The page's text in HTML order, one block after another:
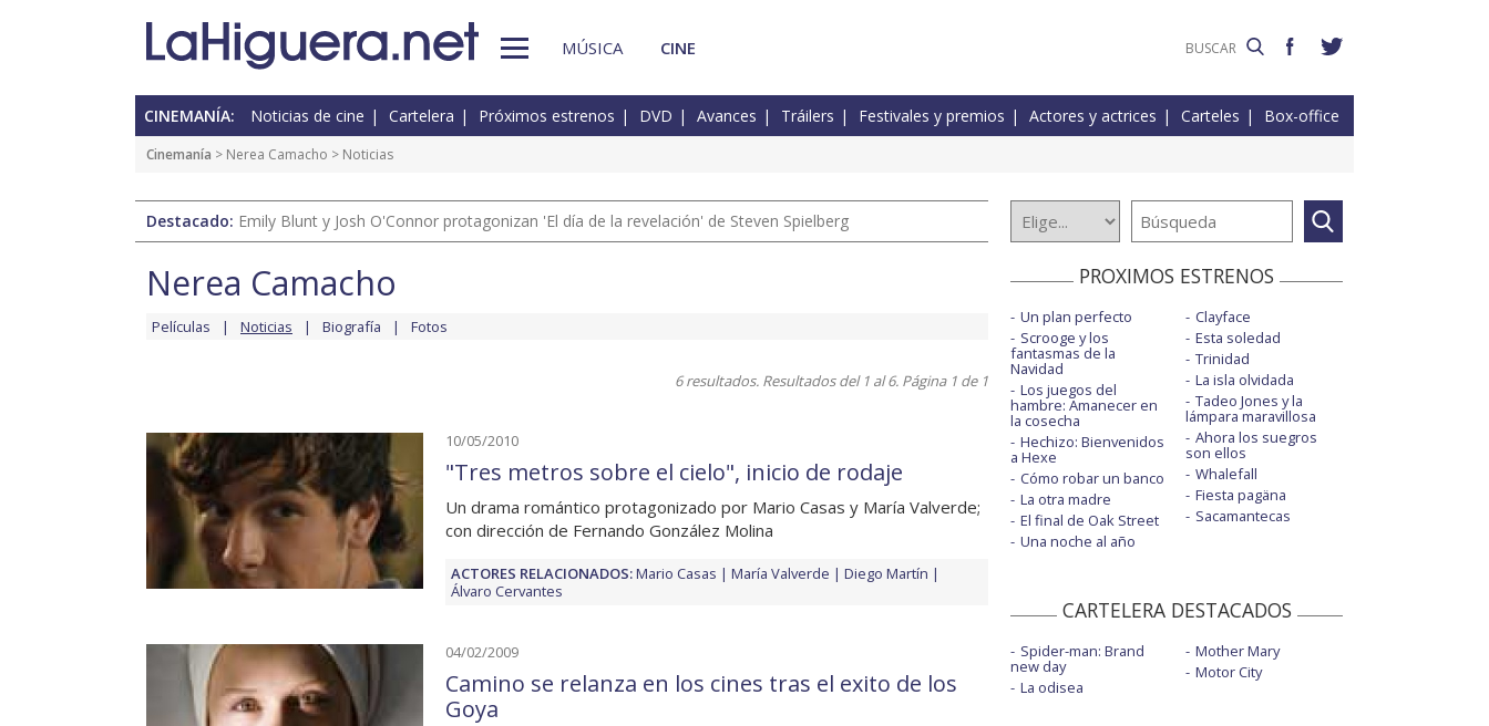
MÚSICA CINE
CINEMANÍA: Noticias de cine Cartelera Próximos estrenos DVD Avances Tráilers Festivales y premios Actores y actrices Carteles Box-office
Cinemanía > Nerea Camacho > Noticias
Destacado: Emily Blunt y Josh O'Connor protagonizan 'El día de la revelación' de Steven Spielberg
Nerea Camacho
Películas Noticias Biografía Fotos
6 resultados. Resultados del 1 al 6. Página 1 de 1
10/05/2010
"Tres metros sobre el cielo", inicio de rodaje
Un drama romántico protagonizado por Mario Casas y María Valverde;
con dirección de Fernando González Molina
ACTORES RELACIONADOS:Mario Casas María Valverde
Diego Martín
Álvaro Cervantes
04/02/2009
Camino se relanza en los cines tras el exito de los
Goya
PROXIMOS ESTRENOS
Un plan perfecto
Scrooge y los
fantasmas de la
Navidad
Los juegos del
hambre: Amanecer en
la cosecha
Hechizo: Bienvenidos
a Hexe
Cómo robar un banco
La otra madre
El final de Oak Street
Una noche al año
Clayface
Esta soledad
Trinidad
La isla olvidada
Tadeo Jones y la
lámpara maravillosa
Ahora los suegros
son ellos
Whalefall
Fiesta pagäna
Sacamantecas
CARTELERA DESTACADOS
Spider-man: Brand
new day
La odisea
Mother Mary
Motor City